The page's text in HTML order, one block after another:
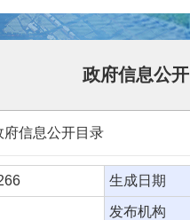
政府信息公开
信息公开目录
生成日期
发布机构